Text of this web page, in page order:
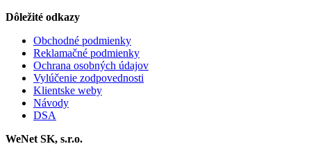
Dôležité odkazy
Obchodné podmienky
Reklamačné podmienky
Ochrana osobných údajov
Vylúčenie zodpovednosti
Klientske weby
Návody
DSA
WeNet SK, s.r.o.